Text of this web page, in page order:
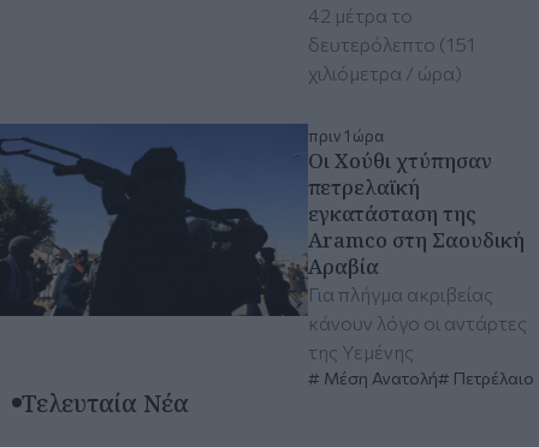
42 μέτρα το
δευτερόλεπτο (151
χιλιόμετρα / ώρα)
πριν 1 ώρα
Οι Χούθι χτύπησαν
πετρελαϊκή
εγκατάσταση της
Aramco στη Σαουδική
Αραβία
Για πλήγμα ακριβείας
κάνουν λόγο οι αντάρτες
της Υεμένης
Μέση Ανατολή Πετρέλαιο
Τελευταία Νέα